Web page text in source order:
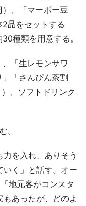
、「マーボー豆
品をセットする
種類を用意する。
「生レモンサワ
「さんぴん茶割
、ソフトドリンク
。
を入れ、ありそう
いく」と話す。オー
地元客がコンスタ
あったが、どのよ